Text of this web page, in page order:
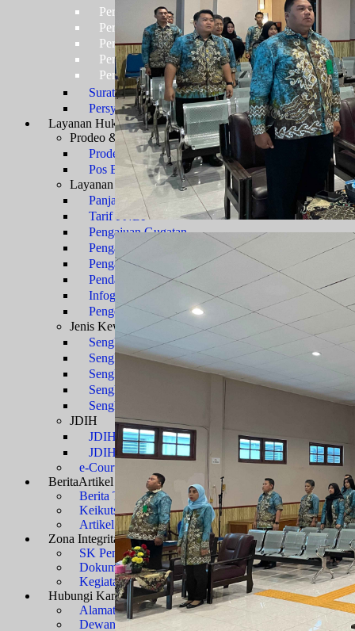
Persyaratan Usulan Kartu Pegawai (KARPEG)
Persyaratan Usulan Tabungan dan Asuransi
Persyaratan Usulan Kartu Suami (KARSU) atau
Persyaratan Usulan Jabatan
Persyaratan Usulan Pensiun Penuh
Surat Keterangan Tidak Pernah Dijatuhi Hukuman
Persyaratan Kenaikan Pangkat
Layanan HukumProsedur Layanan
Prodeo & Bantuan Hukum
Prodeo - Berperkara Gratis
Pos Bantuan Hukum
Layanan Perkara
Panjar Biaya Perkara
Tarif PNBP
Pengajuan Gugatan
Pengajuan Permohonan
Pengajuan Upaya Hukum
Pendaftaran Surat Kuasa
Infografis E-Court
Pengembalian Sisa Panjar
Jenis Kewenangan
Sengketa TUN
Sengketa Administrasi
Sengketa Informasi
Sengketa PTbPuKu
Sengketa Proses Pemilu
JDIH
JDIH Mahkamah Agung
JDIH PTUN Banjarmasin
e-Court
BeritaArtikel & Galeri
Berita Terkini & Pengumuman
Keikutsertaan Bimtek dan Diklat
Artikel
Zona IntegritasMenuju WBK-WBBM
SK Pembangunan Zona Integritas
Dokumen Pembangunan Zona Integritas
Kegiatan Pembangunan Zona Integritas
Hubungi KamiKontak & Alamat
Alamat Kantor
Dewan Redaksi